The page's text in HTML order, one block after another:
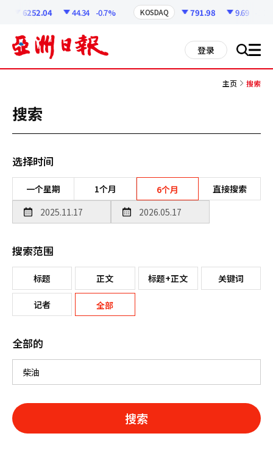
6252.04 44.34 -0.7% KOSDAQ 791.98 9.69
登录 搜 all
主页 搜索
搜索
选择时间
一个星期 1个月 6个月 直接搜索
搜索范围
标题 正文 标题+正文 关键词
记者 全部
全部的
搜索